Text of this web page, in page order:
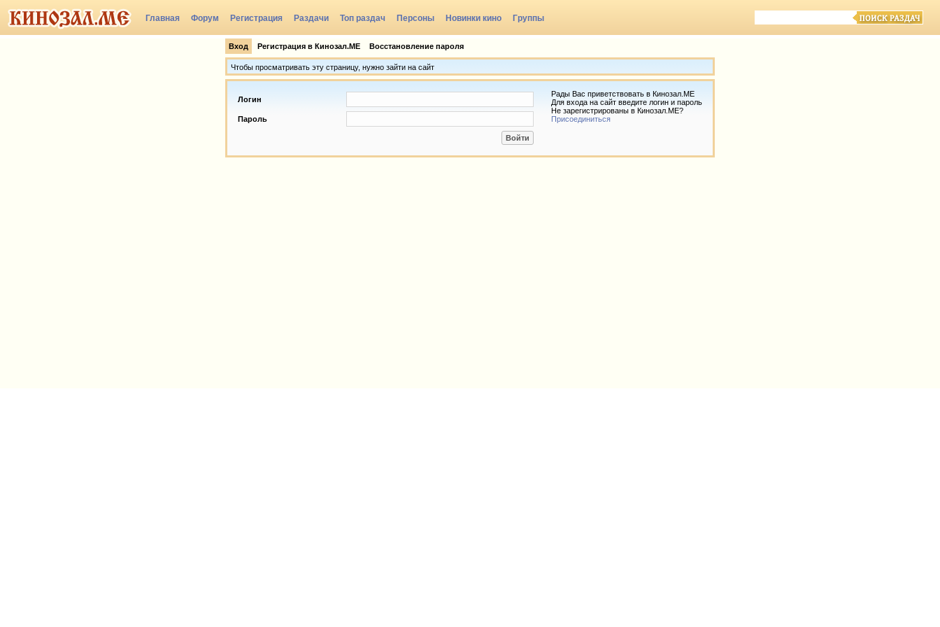
Главная Форум Регистрация Раздачи Топ раздач Персоны Новинки кино Группы
Вход Регистрация в Кинозал.МЕ Восстановление пароля
Чтобы просматривать эту страницу, нужно зайти на сайт
Логин
Пароль
Рады Вас приветствовать в Кинозал.МЕ
Для входа на сайт введите логин и пароль
Не зарегистрированы в Кинозал.МЕ?
Присоединиться